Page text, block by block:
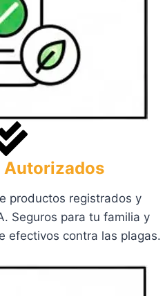
Autorizados
productos registrados y
Seguros para tu familia y
efectivos contra las plagas.